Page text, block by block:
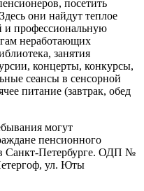
посетить
они найдут теплое
и профессиональную
неработающих
занятия
концерты, конкурсы,
сеансы в сенсорной
питание (завтрак, обед
могут
пенсионного
Санкт-Петербурге. ОДП №
ул. Юты